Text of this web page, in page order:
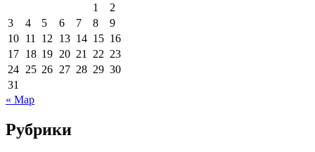
1
2
3
4 5 6 7 8
9
10 11 12 13 14 15 16
17 18 19 20 21 22 23
24 25 26 27 28 29 30
31
« Мар
Рубрики